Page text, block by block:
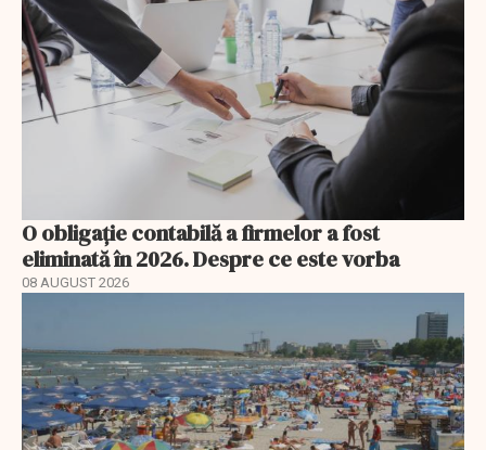
O obligație contabilă a firmelor a fost
eliminată în 2026. Despre ce este vorba
08 AUGUST 2026